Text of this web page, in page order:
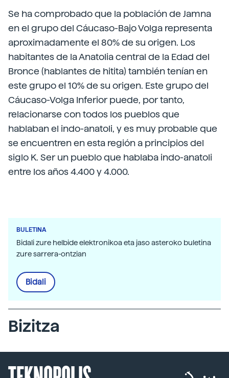
Se ha comprobado que la población de Jamna
en el grupo del Cáucaso-Bajo Volga representa
aproximadamente el 80% de su origen. Los
habitantes de la Anatolia central de la Edad del
Bronce (hablantes de hitita) también tenían en
este grupo el 10% de su origen. Este grupo del
Cáucaso-Volga Inferior puede, por tanto,
relacionarse con todos los pueblos que
hablaban el indo-anatoli, y es muy probable que
se encuentren en esta región a principios del
siglo K. Ser un pueblo que hablaba indo-anatoli
entre los años 4.400 y 4.000.
BULETINA
Bidali zure helbide elektronikoa eta jaso asteroko buletina
zure sarrera-ontzian
Bidali
Bizitza